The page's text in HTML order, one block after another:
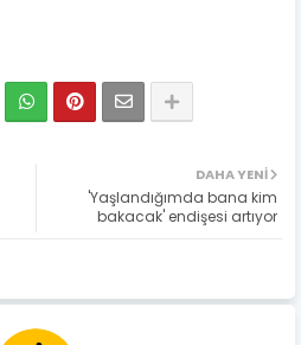
DAHA YENI
'Yaşlandığımda bana kim
bakacak' endişesi artıyor